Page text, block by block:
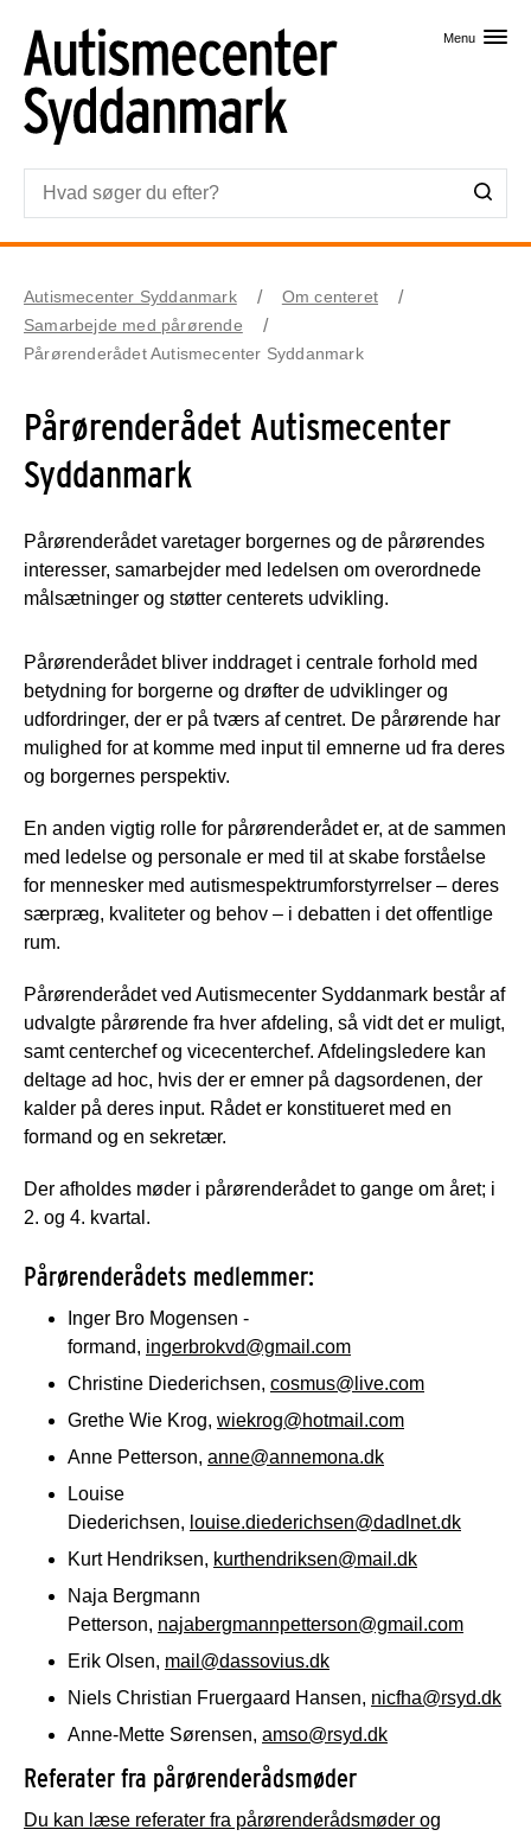
Menu
Autismecenter Syddanmark
Om centeret
Samarbejde med pårørende
Pårørenderådet Autismecenter Syddanmark
Pårørenderådet Autismecenter
Syddanmark
Pårørenderådet varetager borgernes og de pårørendes
interesser, samarbejder med ledelsen om overordnede
målsætninger og støtter centerets udvikling.
Pårørenderådet bliver inddraget i centrale forhold med
betydning for borgerne og drøfter de udviklinger og
udfordringer, der er på tværs af centret. De pårørende har
mulighed for at komme med input til emnerne ud fra deres
og borgernes perspektiv.
En anden vigtig rolle for pårørenderådet er, at de sammen
med ledelse og personale er med til at skabe forståelse
for mennesker med autismespektrumforstyrrelser – deres
særpræg, kvaliteter og behov – i debatten i det offentlige
rum.
Pårørenderådet ved Autismecenter Syddanmark består af
udvalgte pårørende fra hver afdeling, så vidt det er muligt,
samt centerchef og vicecenterchef. Afdelingsledere kan
deltage ad hoc, hvis der er emner på dagsordenen, der
kalder på deres input. Rådet er konstitueret med en
formand og en sekretær.
Der afholdes møder i pårørenderådet to gange om året; i
2. og 4. kvartal.
Pårørenderådets medlemmer:
Inger Bro Mogensen -
formand, ingerbrokvd@gmail.com
Christine Diederichsen, cosmus@live.com
Grethe Wie Krog, wiekrog@hotmail.com
Anne Petterson, anne@annemona.dk
Louise
Diederichsen, louise.diederichsen@dadlnet.dk
Kurt Hendriksen, kurthendriksen@mail.dk
Naja Bergmann
Petterson, najabergmannpetterson@gmail.com
Erik Olsen, mail@dassovius.dk
Niels Christian Fruergaard Hansen, nicfha@rsyd.dk
Anne-Mette Sørensen, amso@rsyd.dk
Referater fra pårørenderådsmøder
Du kan læse referater fra pårørenderådsmøder og